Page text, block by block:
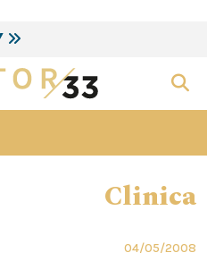
Clinica
04/05/2008